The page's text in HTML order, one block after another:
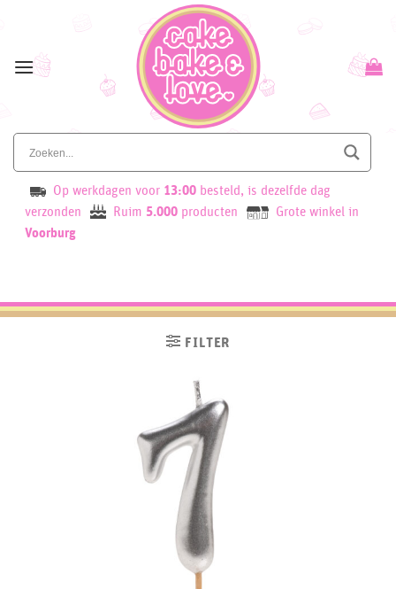
content
Op werkdagen voor 13:00 besteld, is dezelfde dag
verzonden
Ruim 5.000 producten
Grote winkel in
Voorburg
FILTER